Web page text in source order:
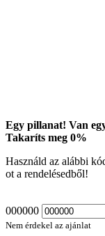
Egy pillanat! Van
Takaríts meg 0%
Használd az alábbi
ot a rendelésedből!
000000
Nem érdekel az ajánlat